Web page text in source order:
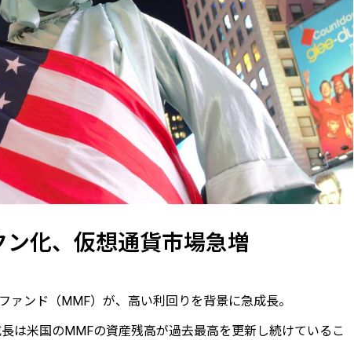
化、仮想通貨市場急増
ンド（MMF）が、高い利回りを背景に急成長。
は米国のMMFの資産残高が過去最高を更新し続けているこ